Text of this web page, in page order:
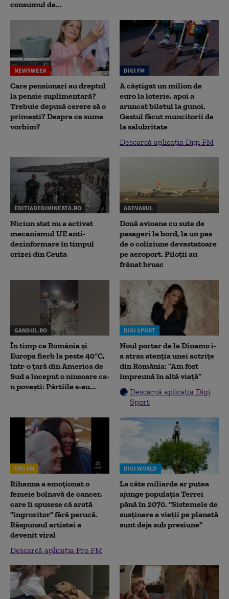
consumul de...
NEWSWEEK
Care pensionari au dreptul
la pensie suplimentară?
Trebuie depusă cerere să o
primești? Despre ce sume
vorbim?
DIGI FM
A câștigat un milion de
euro la loterie, apoi a
aruncat biletul la gunoi.
Gestul făcut muncitorii de
la salubritate
Descarcă aplicația Digi FM
EDITIADEDIMINEATA.RO
Niciun stat nu a activat
mecanismul UE anti-
dezinformare în timpul
crizei din Ceuta
ADEVARUL
Două avioane cu sute de
pasageri la bord, la un pas
de o coliziune devastatoare
pe aeroport. Piloții au
frânat brusc
GANDUL.RO
În timp ce România și
Europa fierb la peste 40°C,
într-o țară din America de
Sud a început o ninsoare ca-
n povești: Pârtiile s-au...
DIGI SPORT
Noul portar de la Dinamo i-
a atras atenția unei actrițe
din România: ”Am fost
împreună în altă viață”
Descarcă aplicația Digi
Sport
PRO FM
Rihanna a emoționat o
femeie bolnavă de cancer,
care îi spusese că arată
"îngrozitor" fără perucă.
Răspunsul artistei a
devenit viral
Descarcă aplicația Pro FM
DIGI WORLD
La câte miliarde ar putea
ajunge populația Terrei
până în 2070. "Sistemele de
susținere a vieții pe planetă
sunt deja sub presiune"